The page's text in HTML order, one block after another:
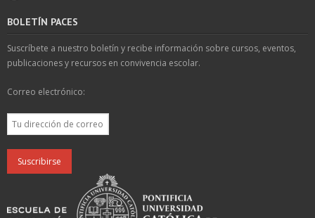
BOLETÍN PACES
Suscríbete a nuestro boletín y recibe información sobre cursos, eventos,
publicaciones y recursos en convivencia escolar.
Correo electrónico: